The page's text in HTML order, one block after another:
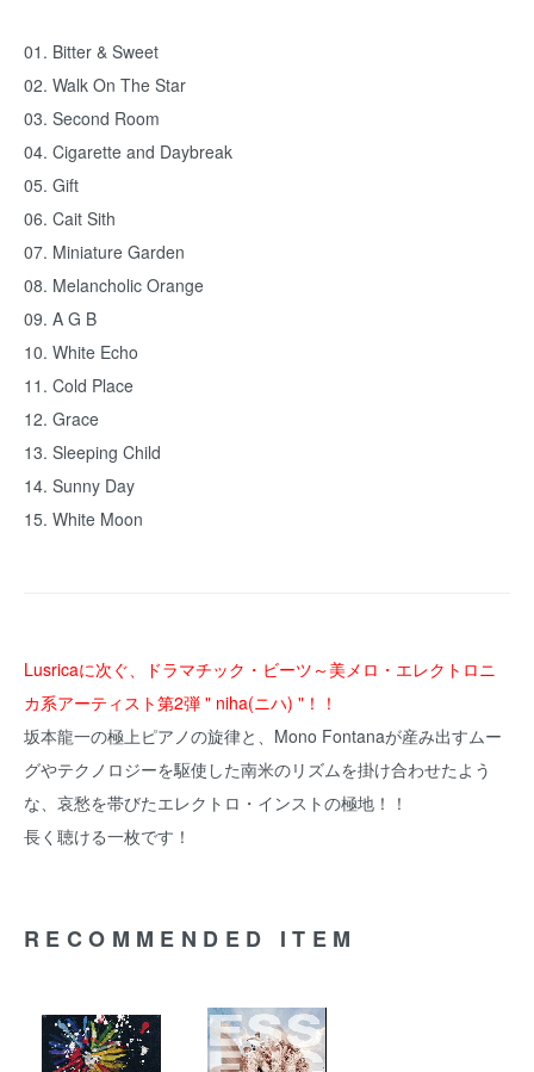
01. Bitter & Sweet
02. Walk On The Star
03. Second Room
04. Cigarette and Daybreak
05. Gift
06. Cait Sith
07. Miniature Garden
08. Melancholic Orange
09. A G B
10. White Echo
11. Cold Place
12. Grace
13. Sleeping Child
14. Sunny Day
15. White Moon
Lusricaに次ぐ、ドラマチック・ビーツ～美メロ・エレクトロニ
カ系アーティスト第2弾 " niha(ニハ) "！！
坂本龍一の極上ピアノの旋律と、Mono Fontanaが産み出すムー
グやテクノロジーを駆使した南米のリズムを掛け合わせたよう
な、哀愁を帯びたエレクトロ・インストの極地！！
長く聴ける一枚です！
RECOMMENDED ITEM